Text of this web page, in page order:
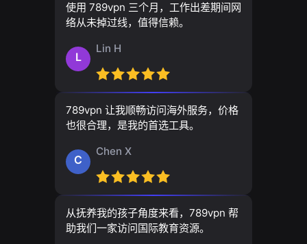
使用 789vpn 三个月，工作出差期间网
络从未掉过线，值得信赖。
L
Lin H
789vpn 让我顺畅访问海外服务，价格
也很合理，是我的首选工具。
C
Chen X
从抚养我的孩子角度来看，789vpn 帮
助我们一家访问国际教育资源。